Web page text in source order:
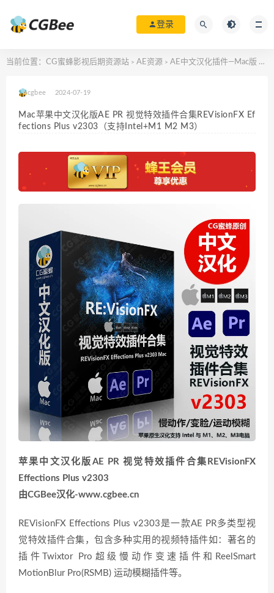
登录
当前位置： CG蜜蜂影视后期资源站 > AE资源 > AE中文汉化插件—Mac版 >
cgbee 2024-07-19
Mac苹果中文汉化版AE PR 视觉特效插件合集REVisionFX Ef
fections Plus v2303（支持Intel+M1 M2 M3）
苹果中文汉化版AE PR 视觉特效插件合集REVisionFX
Effections Plus v2303
由CGBee汉化-www.cgbee.cn
REVisionFX Effections Plus v2303是一款AE PR多类型视
觉特效插件合集，包含多种实用的视频特插件如：著名的
插件Twixtor Pro超级慢动作变速插件和ReelSmart
MotionBlur Pro(RSMB) 运动模糊插件等。